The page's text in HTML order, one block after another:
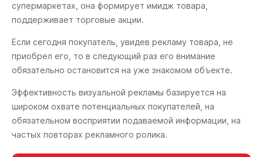
супермаркетах, она формирует имидж товара,
поддерживает торговые акции.
Если сегодня покупатель, увидев рекламу товара, не
приобрел его, то в следующий раз его внимание
обязательно остановится на уже знакомом объекте.
Эффективность визуальной рекламы базируется на
широком охвате потенциальных покупателей, на
обязательном восприятии подаваемой информации, на
частых повторах рекламного ролика.